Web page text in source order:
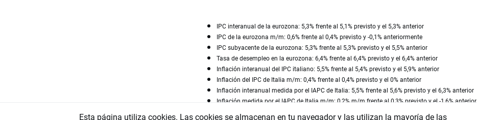
IPC interanual de la eurozona: 5,3% frente al 5,1% previsto y el 5,3% anterior
IPC de la eurozona m/m: 0,6% frente al 0,4% previsto y -0,1% anteriormente
IPC subyacente de la eurozona: 5,3% frente al 5,3% previsto y el 5,5% anterior
Tasa de desempleo en la eurozona: 6,4% frente al 6,4% previsto y el 6,4% anterior
Inflación interanual del IPC italiano: 5,5% frente al 5,4% previsto y el 5,9% anterior
Inflación del IPC de Italia m/m: 0,4% frente al 0,4% previsto y el 0% anterior
Inflación interanual medida por el IAPC de Italia: 5,5% frente al 5,6% previsto y el 6,3% anterior
Inflación medida por el IAPC de Italia m/m: 0,2% m/m frente al 0,3% previsto y el -1,6% anterior
Esta página utiliza cookies. Las cookies se almacenan en tu navegador y las utilizan la mayoría de las